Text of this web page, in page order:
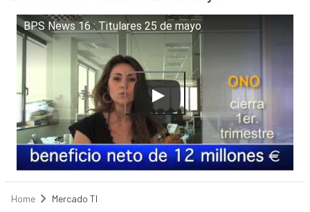
BPS News 16 : Titulares 25 de mayo
Home Mercado TI